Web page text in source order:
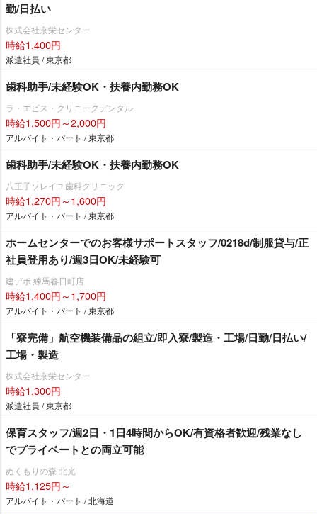
勤/日払い
株式会社京栄センター
時給1,400円
派遣社員 / 東京都
歯科助手/未経験OK・扶養内勤務OK
ラ・エビス・クリニークデンタル
時給1,500円～2,000円
アルバイト・パート / 東京都
歯科助手/未経験OK・扶養内勤務OK
八王子ソレイユ歯科クリニック
時給1,270円～1,600円
アルバイト・パート / 東京都
ホームセンターでのお客様サポートスタッフ/0218d/制服貸与/正
社員登用あり/週3日OK/未経験可
建デポ 練馬春日町店
時給1,400円～1,700円
アルバイト・パート / 東京都
「寮完備」航空機装備品の組立/即入寮/製造・工場/日勤/日払い/
工場・製造
株式会社京栄センター
時給1,300円
派遣社員 / 東京都
保育スタッフ/週2日・1日4時間からOK/有資格者歓迎/残業なし
でプライベートとの両立可能
ぬくもりの森 北光
時給1,125円～
アルバイト・パート / 北海道